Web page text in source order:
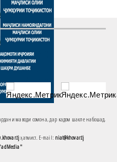
маводи сомона, дар кадом шакле набошад,
ҳатмист. E-mail: niat@khovar.tj